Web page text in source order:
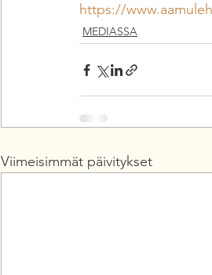
https://
MEDIASSA
Viimeisimmät päivitykset